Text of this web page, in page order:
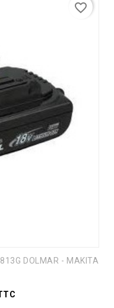
DOLMAR - MAKITA
favorite_border